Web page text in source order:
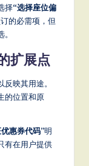
择“选择座位偏
的必需项，但
扩展点
映其用途。
的位置和原
惠券代码”明
有在用户提供